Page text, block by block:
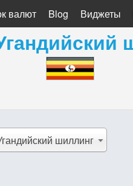
валют Blog Виджеты
шиллинг